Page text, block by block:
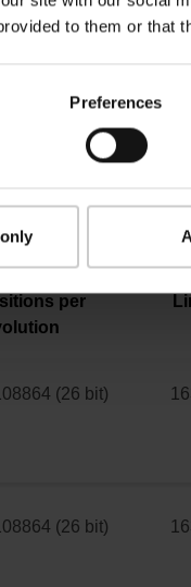
to them or that
Preferences
prosím
vám pomůže dál.
per
(26 bit)
(26 bit)